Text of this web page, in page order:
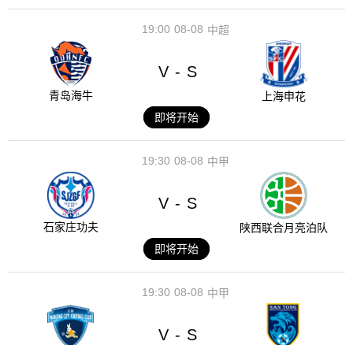
08-08
19:00 中超
青岛海牛
V - S
上海申花
即将开始
08-08
19:30 中甲
石家庄功夫
V - S
陕西联合月亮泊队
即将开始
08-08
19:30 中甲
V - S